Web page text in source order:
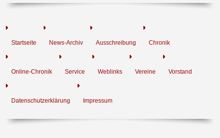
Startseite News-Archiv Ausschreibung Chronik
Online-Chronik Service Weblinks Vereine Vorstand
Datenschutzerklärung Impressum